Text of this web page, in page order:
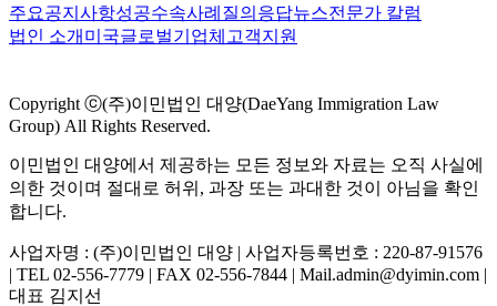
주요공지사항성공수속사례 질의응답뉴스전문가 칼럼
법인 소개 미국글로벌기업체 고객지원
Copyright ⓒ(주)이민법인 대양(DaeYang Immigration Law
Group) All Rights Reserved.
이민법인 대양에서 제공하는 모든 정보와 자료는 오직 사실에
의한 것이며 절대로 허위, 과장 또는 과대한 것이 아님을 확인
합니다.
사업자명 : (주)이민법인 대양 | 사업자등록번호 : 220-87-91576
| TEL 02-556-7779 | FAX 02-556-7844 | Mail.admin@dyimin.com |
대표 김지선